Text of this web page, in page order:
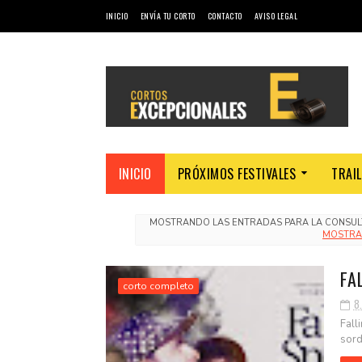
INICIO ENVÍA TU CORTO CONTACTO AVISO LEGAL
INICIO PRÓXIMOS FESTIVALES
MOSTRANDO LAS ENTRADAS PARA LA
corto completo